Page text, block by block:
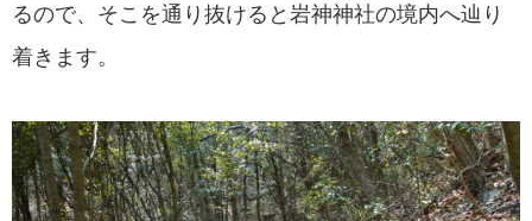
るので、そこを通り抜けると岩神神社の境内へ辿り
着きます。